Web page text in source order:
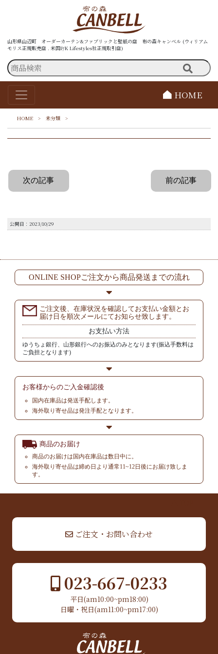
山形県山辺町 オーダーカーテン&ファブリックと壁紙の店 布の森キャンベル (ウィリアム
モリス正規販売店 . 米国P/K Lifestyles社正規取引店)
HOME
HOME > 未分類 >
次の記事 前の記事
公開日：2023/10/29
ONLINE SHOPご注文から商品発送までの流れ
ご注文後、在庫状況を確認してお支払い金額とお
届け日を順次メールにてお知らせ致します。
お支払い方法
ゆうちょ銀行、山形銀行へのお振込のみとなります(振込手数料は
ご負担となります)
お客様からのご入金確認後
国内在庫品は発送手配します。
海外取り寄せ品は発注手配となります。
商品のお届け
商品のお届けは国内在庫品は数日中に。
海外取り寄せ品は締め日より通常11~12日後にお届け致しま
す。
ご注文・お問い合わせ
023-667-0233
平日(am10:00~pm18:00)
日曜・祝日(am11:00~pm17:00)